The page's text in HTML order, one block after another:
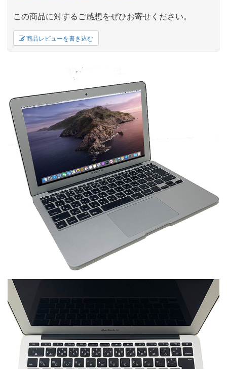
この商品に対するご感想をぜひお寄せください。
商品レビューを書き込む